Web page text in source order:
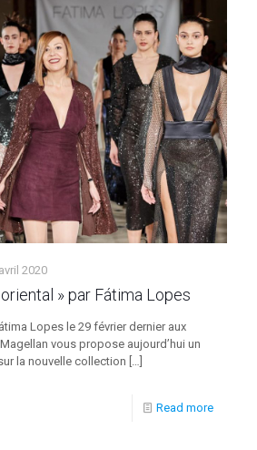
2020
» par Fátima Lopes
Lopes le 29 février dernier aux
vous propose aujourd’hui un
la nouvelle collection […]
Read more